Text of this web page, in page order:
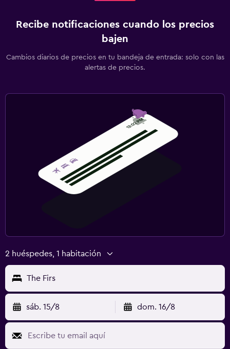
Recibe notificaciones cuando los precios
bajen
Cambios diarios de precios en tu bandeja de entrada: solo con las
alertas de precios.
2 huéspedes, 1 habitación
The Firs
sáb. 15/8 dom. 16/8